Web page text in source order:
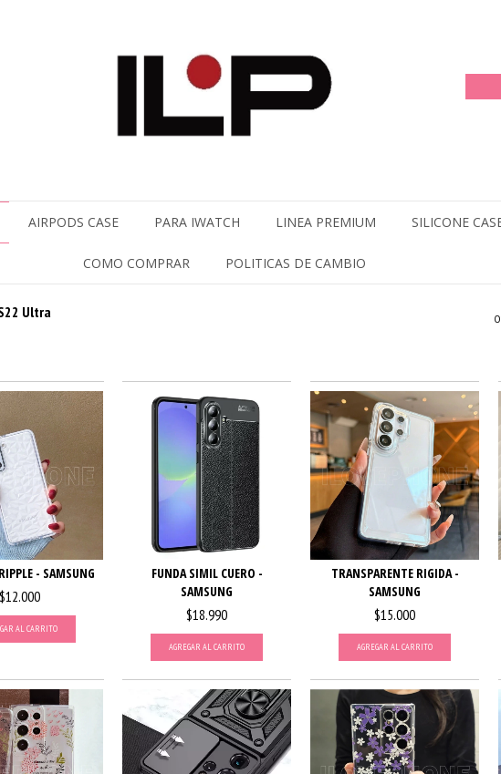
AIRPODS CASE PARA IWATCH LINEA PREMIUM SILICONE
COMO COMPRAR POLITICAS DE CAMBIO
Ultra
- SAMSUNG
$12.000
AL CARRITO
FUNDA SIMIL CUERO -
SAMSUNG
$18.990
AGREGAR AL CARRITO
TRANSPARENTE RIGIDA -
SAMSUNG
$15.000
AGREGAR AL CARRITO